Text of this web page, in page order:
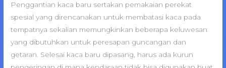
Penggantian kaca baru sertakan pemakaian perekat
spesial yang direncanakan untuk membatasi kaca pada
tempatnya sekalian memungkinkan beberapa keluwesan
yang dibutuhkan untuk peresapan guncangan dan
getaran. Selesai kaca baru dipasang, harus ada kurun